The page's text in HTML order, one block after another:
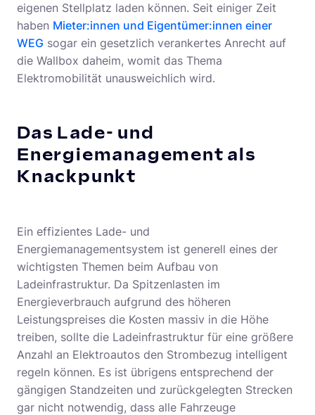
eigenen Stellplatz laden können. Seit einiger Zeit
haben Mieter:innen und Eigentümer:innen einer
WEG sogar ein gesetzlich verankertes Anrecht auf
die Wallbox daheim, womit das Thema
Elektromobilität unausweichlich wird.
Das Lade- und
Energiemanagement als
Knackpunkt
Ein effizientes Lade- und
Energiemanagementsystem ist generell eines der
wichtigsten Themen beim Aufbau von
Ladeinfrastruktur. Da Spitzenlasten im
Energieverbrauch aufgrund des höheren
Leistungspreises die Kosten massiv in die Höhe
treiben, sollte die Ladeinfrastruktur für eine größere
Anzahl an Elektroautos den Strombezug intelligent
regeln können. Es ist übrigens entsprechend der
gängigen Standzeiten und zurückgelegten Strecken
gar nicht notwendig, dass alle Fahrzeuge